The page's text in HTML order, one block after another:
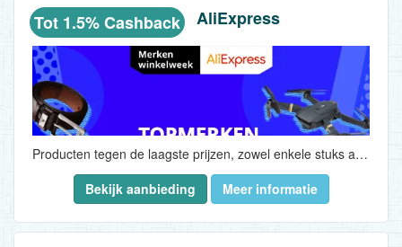
Tot 1.5% Cashback AliExpress
Producten tegen de laagste prijzen, zowel enkele stuks als partijen, bulk bestellingen...
Bekijk aanbieding
Meer informatie